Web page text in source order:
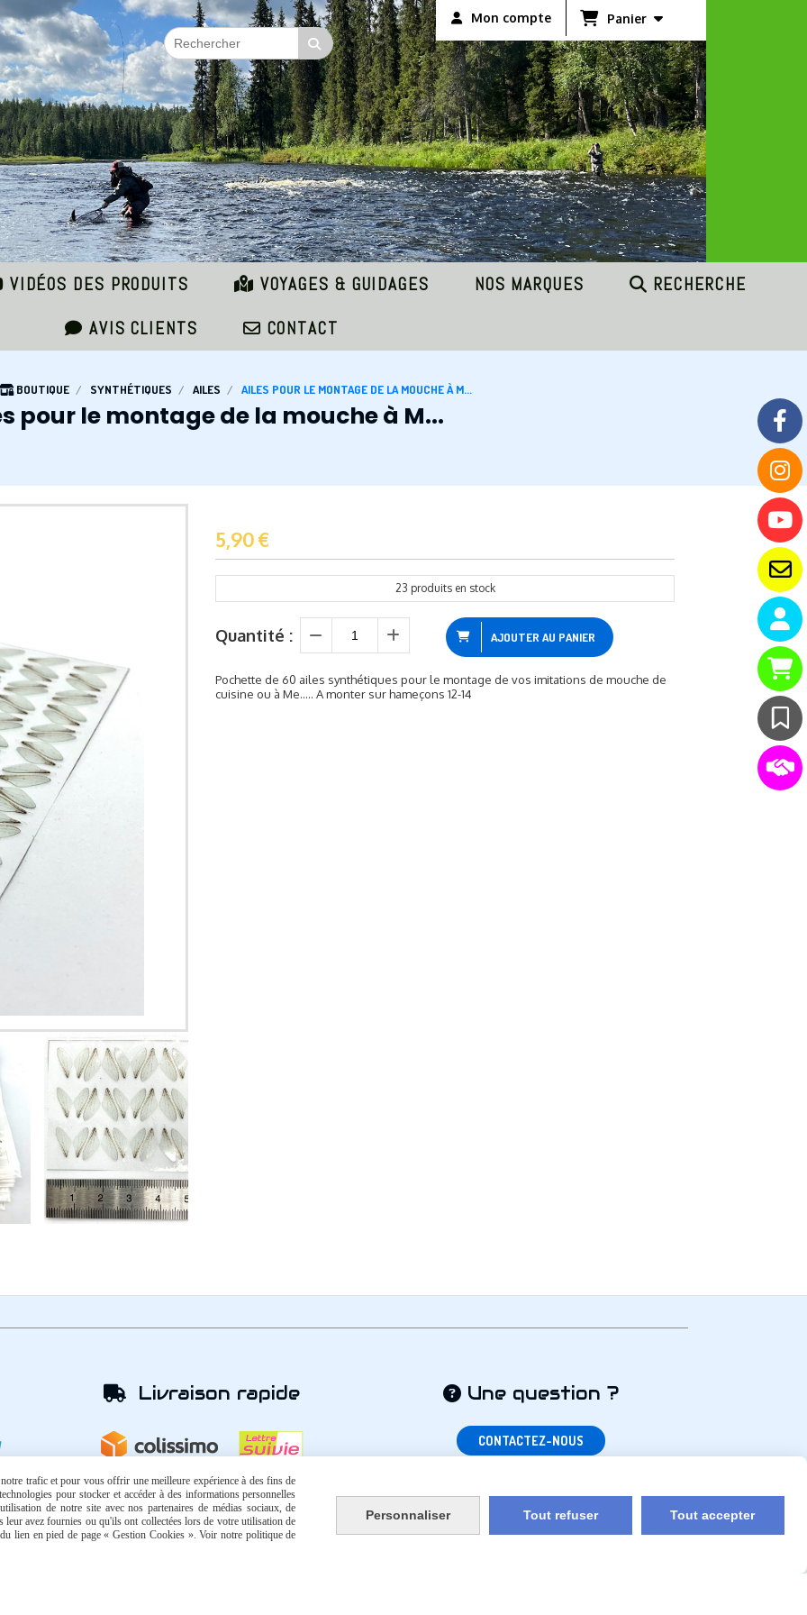
Mon compte Panier
VIDÉOS DES PRODUITS VOYAGES & GUIDAGES NOS MARQUES
RECHERCHE
AVIS CLIENTS
CONTACT
BOUTIQUE SYNTHÉTIQUES AILES AILES POUR LE MONTAGE DE LA MOUCHE À M...
pour le montage de la mouche à M...
5,90€
23 produits en stock
Quantité : AJOUTER AU PANIER
Pochette de 60 ailes synthétiques pour le montage de vos imitations de mouche de
cuisine ou à Me..... A monter sur hameçons 12-14
Livraison rapide Une question ?
CONTACTEZ-NOUS
trafic et pour vous offrir une meilleure expérience à des fins de
pour stocker et accéder à des informations personnelles
de notre site avec nos partenaires de médias sociaux, de
avez fournies ou qu'ils ont collectées lors de votre utilisation de
lien en pied de page « Gestion Cookies ». Voir notre politique de
Personnaliser Tout refuser Tout accepter